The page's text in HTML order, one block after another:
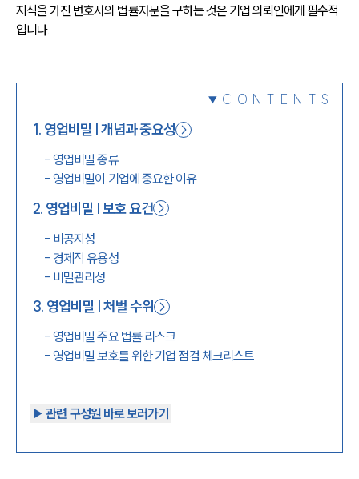
지식을 가진 변호사의 법률자문을 구하는 것은 기업 의뢰인에게 필수적
입니다.
CONTENTS
1. 영업비밀 | 개념과 중요성
-영업비밀 종류
-영업비밀이 기업에 중요한 이유
2. 영업비밀 | 보호 요건
- 비공지성
- 경제적 유용성
- 비밀관리성
3. 영업비밀 | 처벌 수위
-영업비밀 주요 법률 리스크
-영업비밀 보호를 위한 기업 점검 체크리스트
▶︎ 관련 구성원 바로 보러가기